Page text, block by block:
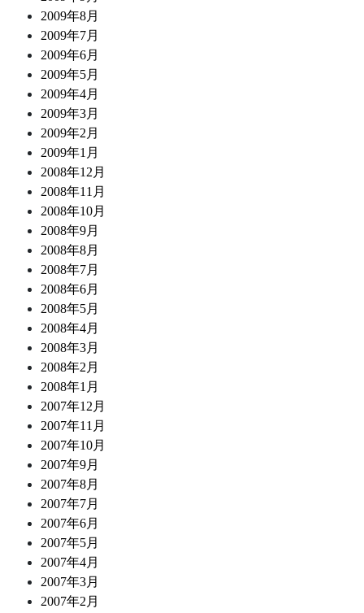
2009年8月
2009年7月
2009年6月
2009年5月
2009年4月
2009年3月
2009年2月
2009年1月
2008年12月
2008年11月
2008年10月
2008年9月
2008年8月
2008年7月
2008年6月
2008年5月
2008年4月
2008年3月
2008年2月
2008年1月
2007年12月
2007年11月
2007年10月
2007年9月
2007年8月
2007年7月
2007年6月
2007年5月
2007年4月
2007年3月
2007年2月